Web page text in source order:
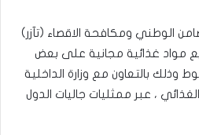
الوطني ومكافحة الاقصاء (تآزر)
مواد غذائية مجانية على بعض
وذلك بالتعاون مع وزارة الداخلية
، عبر ممثليات جاليات الدول